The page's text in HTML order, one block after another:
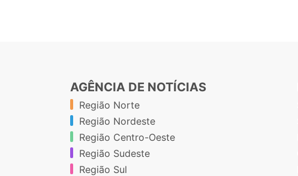
AGÊNCIA DE NOTÍCIAS
Região Norte
Região Nordeste
Região Centro-Oeste
Região Sudeste
Região Sul